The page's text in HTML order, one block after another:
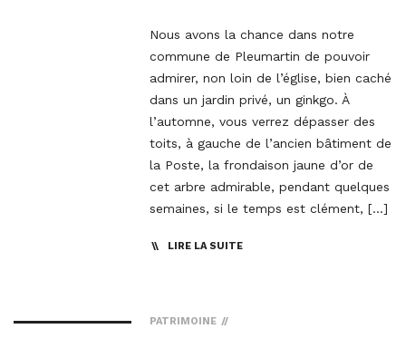
Nous avons la chance dans notre
commune de Pleumartin de pouvoir
admirer, non loin de l’église, bien caché
dans un jardin privé, un ginkgo. À
l’automne, vous verrez dépasser des
toits, à gauche de l’ancien bâtiment de
la Poste, la frondaison jaune d’or de
cet arbre admirable, pendant quelques
semaines, si le temps est clément, […]
LIRE LA SUITE
PATRIMOINE